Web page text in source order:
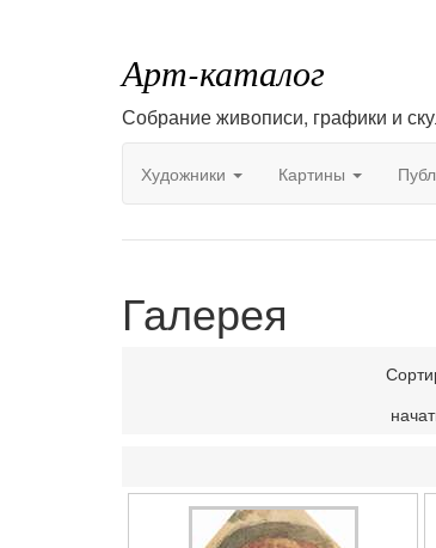
Арт-каталог
Собрание живописи, графики и
Художники Картины
Галерея